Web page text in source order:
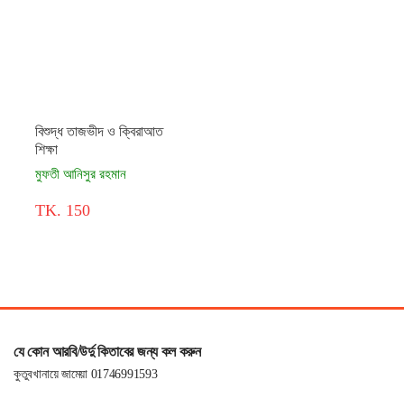
বিশুদ্ধ তাজভীদ ও ক্বিরাআত
শিক্ষা
মুফতী আনিসুর রহমান
TK. 150
যে কোন আরবি/উর্দু কিতাবের জন্য কল করুন
কুতুবখানায়ে জামেয়া 01746991593